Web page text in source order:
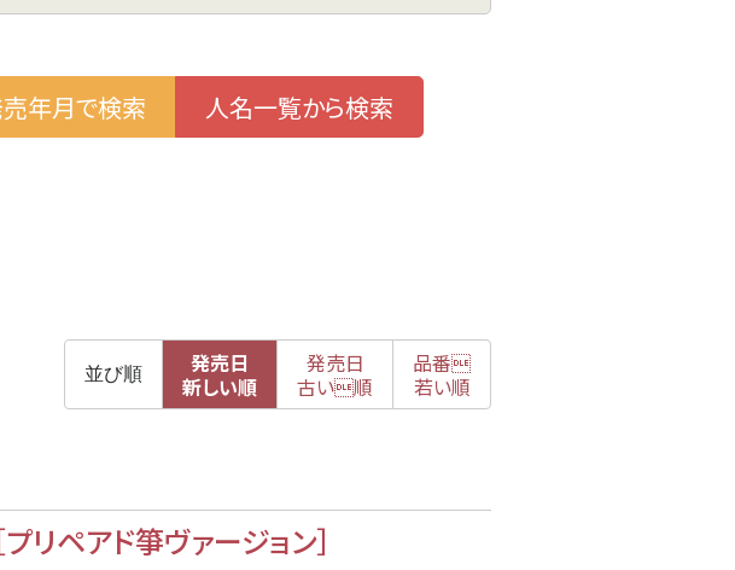
年月で検索 人名一覧から検索
並び順
発売日
新しい順
発売日
古い順
品番
若い順
リペアド箏ヴァージョン］